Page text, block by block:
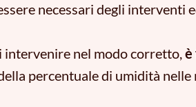
necessari degli interventi
intervenire nel modo corretto,è
percentuale di umidità